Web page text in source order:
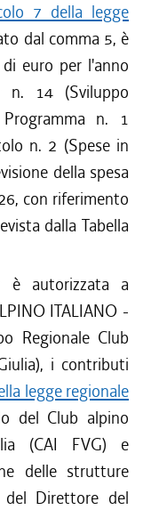
7 della legge
dal comma 5, è
euro per l'anno
n. 14 (Sviluppo
n. 1
n. 2 (Spese in
della spesa
con riferimento
dalla Tabella
è autorizzata a
ITALIANO -
Regionale Club
i contributi
legge regionale
del Club alpino
(CAI FVG) e
delle strutture
Direttore del